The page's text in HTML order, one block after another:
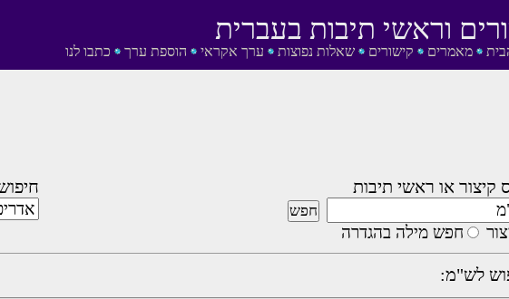
מאמרים קישורים שאלות נפוצות ערך אקראי הוספת ערך כתבו לנו
וראשי תיבות בעברית
קיצור או ראשי תיבות
חפש מילה בהגדרה
לש"מ: